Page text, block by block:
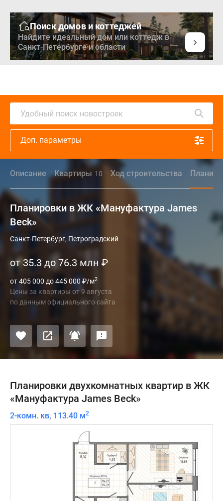
Поиск домов и коттеджей
Найдите идеальный дом или коттедж в
Санкт-Петербурге и области
Удобный поиск новостроек
Доп. параметры
Описание Квартиры 10 Ход строительства
Планировки в ЖК «Мануфактура James
Beck»
Санкт-Петербург, Петроградский
от 35.3 до 76.3 млн ₽
от 405 000 до 445 000 ₽/м2
Цены за квартиры от9 августа
по данным официального сайта
Планировки двухкомнатных квартир в ЖК
«Мануфактура James Beck»
2-комн. кв, 113.40 м2